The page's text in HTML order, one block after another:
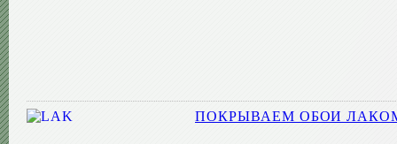
ПОКРЫВАЕМ ОБОИ